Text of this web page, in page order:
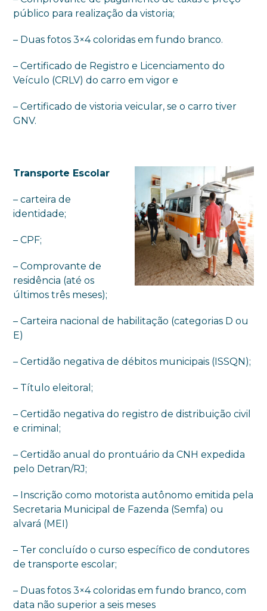
público para realização da vistoria;
– Duas fotos 3×4 coloridas em fundo branco.
– Certificado de Registro e Licenciamento do
Veículo (CRLV) do carro em vigor e
– Certificado de vistoria veicular, se o carro tiver
GNV.
Transporte Escolar
– carteira de
identidade;
– CPF;
– Comprovante de
residência (até os
últimos três meses);
– Carteira nacional de habilitação (categorias D ou
E)
– Certidão negativa de débitos municipais (ISSQN);
– Título eleitoral;
– Certidão negativa do registro de distribuição civil
e criminal;
– Certidão anual do prontuário da CNH expedida
pelo Detran/RJ;
– Inscrição como motorista autônomo emitida pela
Secretaria Municipal de Fazenda (Semfa) ou
alvará (MEI)
– Ter concluído o curso específico de condutores
de transporte escolar;
– Duas fotos 3×4 coloridas em fundo branco, com
data não superior a seis meses